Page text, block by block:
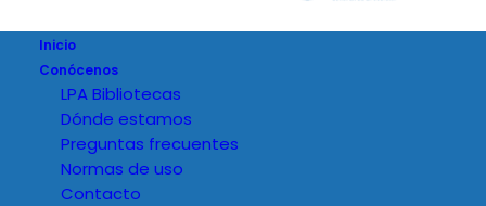
Inicio
Conócenos
LPA Bibliotecas
Dónde estamos
Preguntas frecuentes
Normas de uso
Contacto